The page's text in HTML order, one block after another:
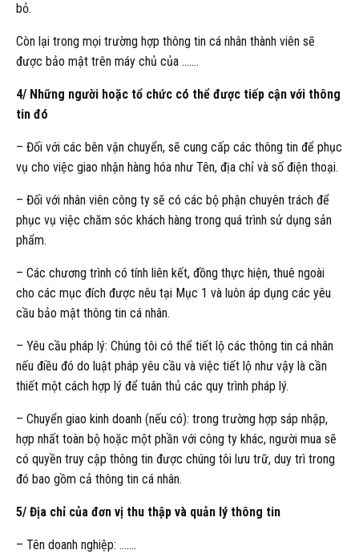
bỏ.
Còn lại trong mọi trường hợp thông tin cá nhân thành viên sẽ
được bảo mật trên máy chủ của …….
4/ Những người hoặc tổ chức có thể được tiếp cận với thông
tin đó
– Đối với các bên vận chuyển, sẽ cung cấp các thông tin để phục
vụ cho việc giao nhận hàng hóa như Tên, địa chỉ và số điện thoại.
– Đối với nhân viên công ty sẽ có các bộ phận chuyên trách để
phục vụ việc chăm sóc khách hàng trong quá trình sử dụng sản
phẩm.
– Các chương trình có tính liên kết, đồng thực hiện, thuê ngoài
cho các mục đích được nêu tại Mục 1 và luôn áp dụng các yêu
cầu bảo mật thông tin cá nhân.
– Yêu cầu pháp lý: Chúng tôi có thể tiết lộ các thông tin cá nhân
nếu điều đó do luật pháp yêu cầu và việc tiết lộ như vậy là cần
thiết một cách hợp lý để tuân thủ các quy trình pháp lý.
– Chuyển giao kinh doanh (nếu có): trong trường hợp sáp nhập,
hợp nhất toàn bộ hoặc một phần với công ty khác, người mua sẽ
có quyền truy cập thông tin được chúng tôi lưu trữ, duy trì trong
đó bao gồm cả thông tin cá nhân.
5/ Địa chỉ của đơn vị thu thập và quản lý thông tin
– Tên doanh nghiệp: …….